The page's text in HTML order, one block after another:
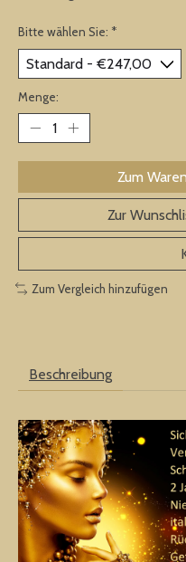
Bitte wählen Sie: *
Menge:
Zum
Zur
Zum Vergleich hinzufügen
Beschreibung